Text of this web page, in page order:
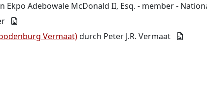
Adebowale McDonald II, Esq. - member -
Vermaat)durch Peter J.R. Vermaat